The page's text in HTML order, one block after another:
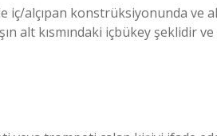
iç/alçıpan konstrüksiyonunda ve
alt kısmındaki içbükey şeklidir